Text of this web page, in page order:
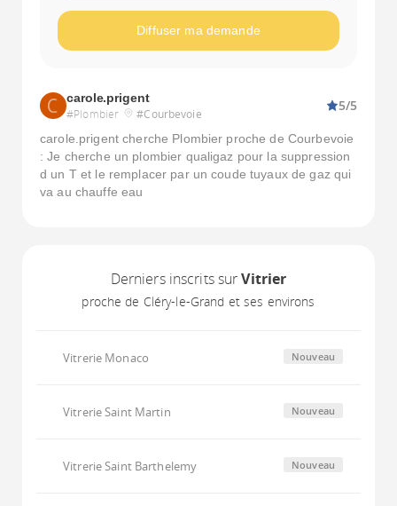
Diffuser ma demande
carole.prigent
#Plombier #Courbevoie
5/5
carole.prigent cherche Plombier proche de Courbevoie
: Je cherche un plombier qualigaz pour la suppression
d un T et le remplacer par un coude tuyaux de gaz qui
va au chauffe eau
Derniers inscrits surVitrier
proche de Cléry-le-Grand et ses environs
Vitrerie Monaco Nouveau
Vitrerie Saint Martin Nouveau
Vitrerie Saint Barthelemy Nouveau